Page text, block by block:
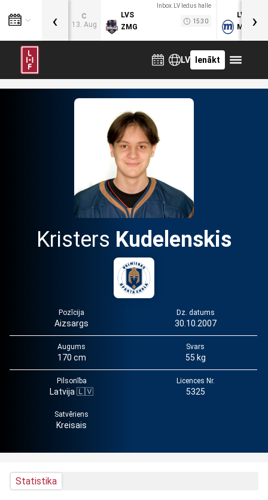
C
13. Aug
Inbox.LV ledus halle
LVS
ZMG
15:30
LVB
MOG
‹ ›
LV Ienākt
Kristers Kudelenskis
Pozīcija
Aizsargs
Dz. datums
30.10.2007
Augums
170 cm
Svars
55 kg
Pilsonība
Latvija 🇱🇻
Licences Nr.
5325
Satvēriens
Kreisais
Statistika